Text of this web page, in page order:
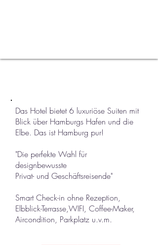
Das Hotel bietet 6 luxuriöse Suiten mit
Blick über Hamburgs Hafen und die
Elbe. Das ist Hamburg pur!
"Die perfekte Wahl für
designbewusste
Privat- und Geschäftsreisende"
Smart Check-in ohne Rezeption,
Elbblick-Terrasse,WIFI, Coffee-Maker,
Aircondition, Parkplatz u.v.m.